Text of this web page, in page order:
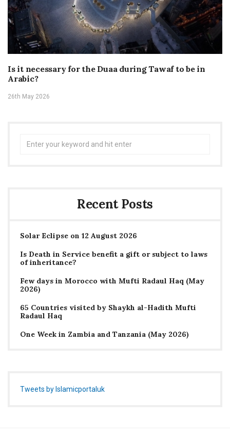
Is it necessary for the Duaa during Tawaf to be in
Arabic?
26th May 2026
Recent Posts
Solar Eclipse on 12 August 2026
Is Death in Service benefit a gift or subject to laws
of inheritance?
Few days in Morocco with Mufti Radaul Haq (May
2026)
65 Countries visited by Shaykh al-Hadith Mufti
Radaul Haq
One Week in Zambia and Tanzania (May 2026)
Tweets by Islamicportaluk